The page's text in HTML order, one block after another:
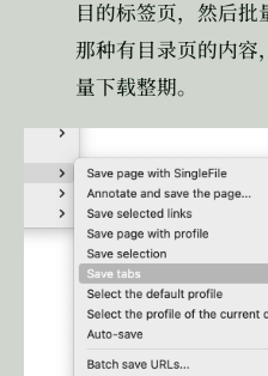
目的标签页，然后
那种有目录页的内容
量下载整期。